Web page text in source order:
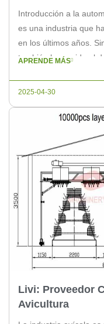
Introducción a la
es una industria que
en los últimos años.
también ha venido el
para reducir estos
APRENDE MÁS
2025-04-30
Livi: Proveedor
Avicultura